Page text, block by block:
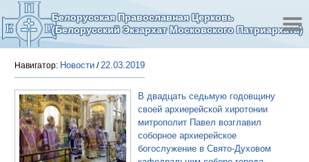
Белорусская Православная Церковь
(Белорусский Экзархат Московского Патриархата)
Навигатор: Новости /22.03.2019
В двадцать седьмую годовщину
своей архиерейской хиротонии
митрополит Павел возглавил
соборное архиерейское
богослужение в Свято-Духовом